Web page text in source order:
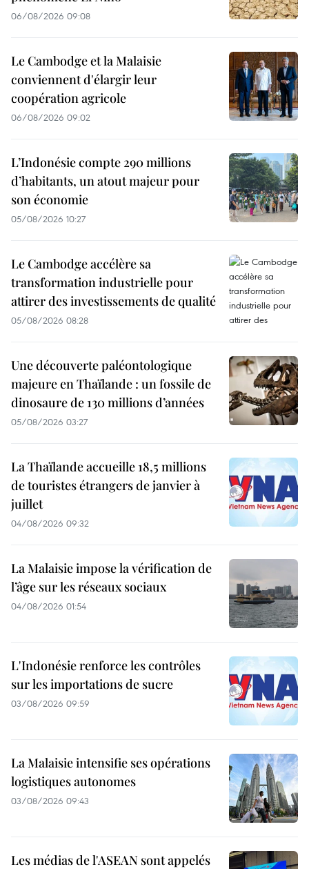
06/08/2026 09:08
Le Cambodge et la Malaisie
conviennent d'élargir leur
coopération agricole
06/08/2026 09:02
L’Indonésie compte 290 millions
d’habitants, un atout majeur pour
son économie
05/08/2026 10:27
Le Cambodge accélère sa
transformation industrielle pour
attirer des investissements de qualité
05/08/2026 08:28
Une découverte paléontologique
majeure en Thaïlande : un fossile de
dinosaure de 130 millions d’années
05/08/2026 03:27
La Thaïlande accueille 18,5 millions
de touristes étrangers de janvier à
juillet
04/08/2026 09:32
La Malaisie impose la vérification de
l’âge sur les réseaux sociaux
04/08/2026 01:54
L'Indonésie renforce les contrôles
sur les importations de sucre
03/08/2026 09:59
La Malaisie intensifie ses opérations
logistiques autonomes
03/08/2026 09:43
Les médias de l'ASEAN sont appelés